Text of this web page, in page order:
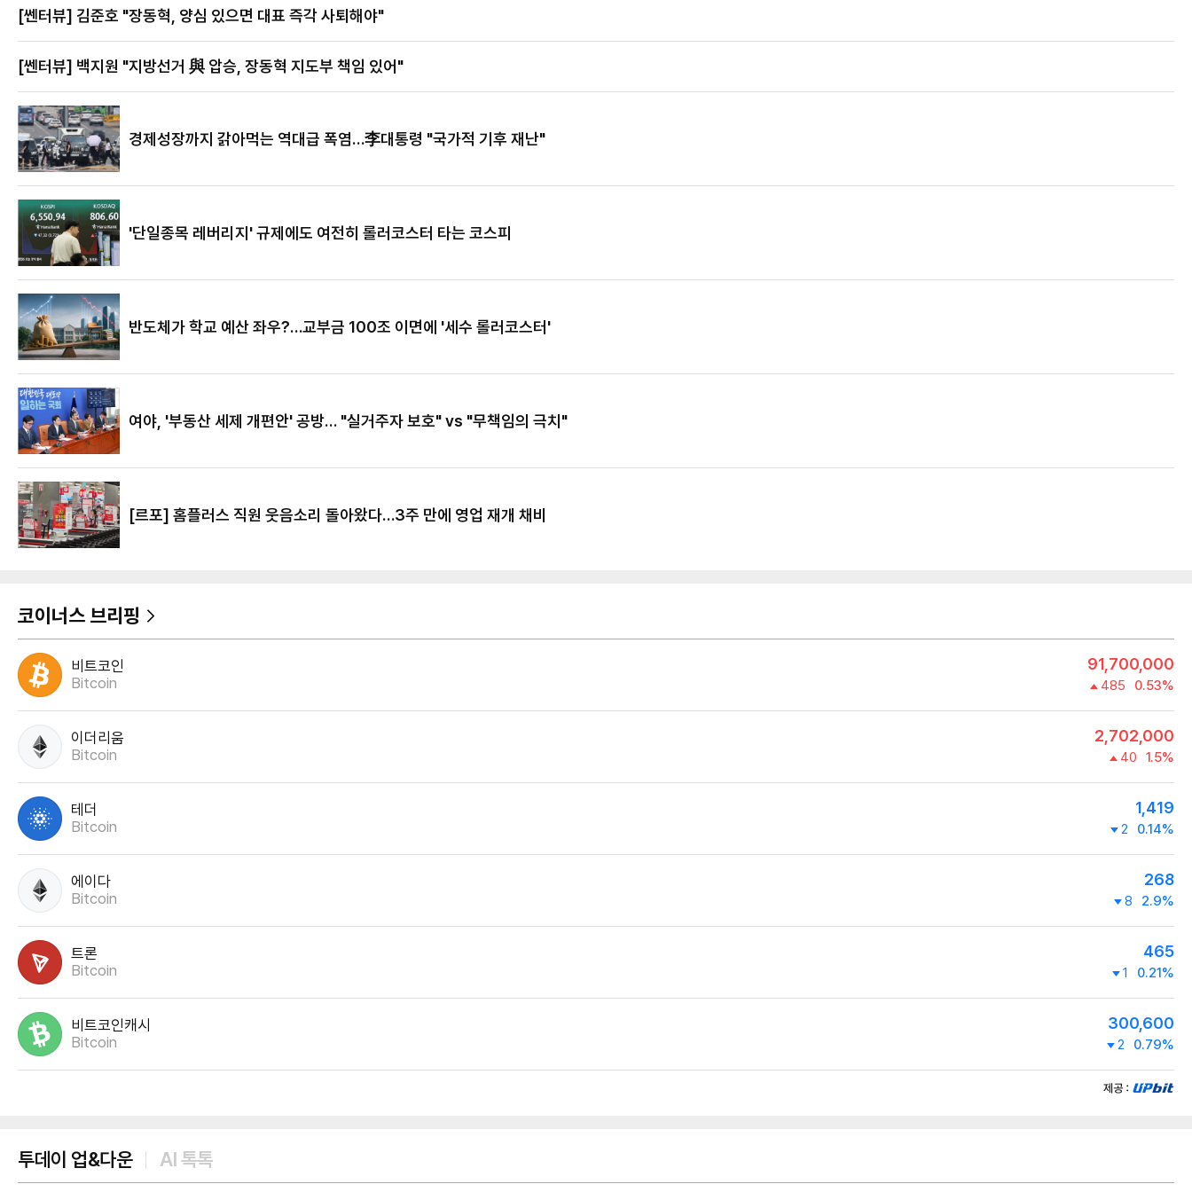
[쎈터뷰] 김준호 "장동혁, 양심 있으면 대표 즉각 사퇴해야"
[쎈터뷰] 백지원 "지방선거 與 압승, 장동혁 지도부 책임 있어"
경제성장까지 갉아먹는 역대급 폭염…李대통령 "국가적 기후 재난"
'단일종목 레버리지' 규제에도 여전히 롤러코스터 타는 코스피
반도체가 학교 예산 좌우?…교부금 100조 이면에 '세수 롤러코스터'
여야, '부동산 세제 개편안' 공방… "실거주자 보호" vs "무책임의 극치"
[르포] 홈플러스 직원 웃음소리 돌아왔다…3주 만에 영업 재개 채비
코이너스 브리핑
비트코인
Bitcoin
91,700,000
485 0.53%
이더리움
Bitcoin
2,702,000
40 1.5%
테더
Bitcoin
1,419
2 0.14%
에이다
Bitcoin
268
8 2.9%
트론
Bitcoin
465
1 0.21%
비트코인캐시
Bitcoin
300,600
2 0.79%
제공:UPbit
투데이 업&다운 AI 톡톡